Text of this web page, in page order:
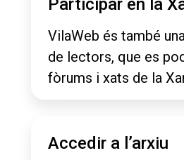
Participar en la
VilaWeb és també
de lectors, que es
fòrums i xats de la
Accedir a l’arxiu